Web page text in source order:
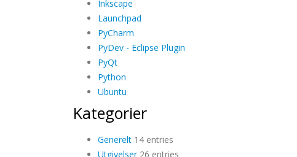
Inkscape
Launchpad
PyCharm
PyDev - Eclipse Plugin
PyQt
Python
Ubuntu
Kategorier
Generelt14 entries
Utgivelser26 entries